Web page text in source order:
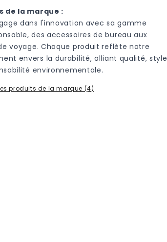
de la marque :
dans l'innovation avec sa gamme
des accessoires de bureau aux
voyage. Chaque produit reflète notre
envers la durabilité, alliant qualité, style
environnementale.
produits de la marque (4)